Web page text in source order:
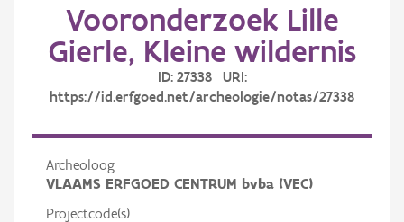
AanmeldenVooronderzoek Lille
Gierle, Kleine wildernis
ID: 27338 URI:
https://id.erfgoed.net/archeologie/notas/27338
Archeoloog
VLAAMS ERFGOED CENTRUM bvba (VEC)
Projectcode(s)